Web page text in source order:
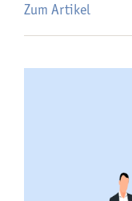
Zum Artikel